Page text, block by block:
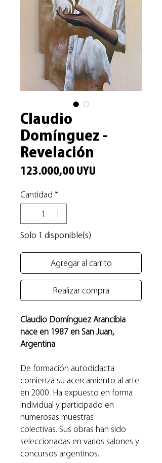
Claudio
Domínguez -
Revelación
123.000,00 UYU
Cantidad *
Solo 1 disponible(s)
Agregar al carrito
Realizar compra
Claudio Domínguez Arancibia
nace en 1987 en San Juan,
Argentina
De formación autodidacta
comienza su acercamiento al arte
en 2000. Ha expuesto en forma
individual y participado en
numerosas muestras
colectivas. Sus obras han sido
seleccionadas en varios salones y
concursos argentinos.